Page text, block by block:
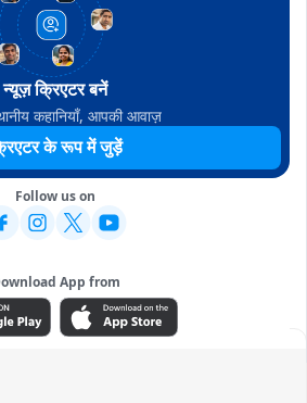
न्यूज़ क्रिएटर बनें
कहानियाँ, आपकी आवाज़
के रूप में जुड़ें
Follow us on
App from
ADVERTISEMENT